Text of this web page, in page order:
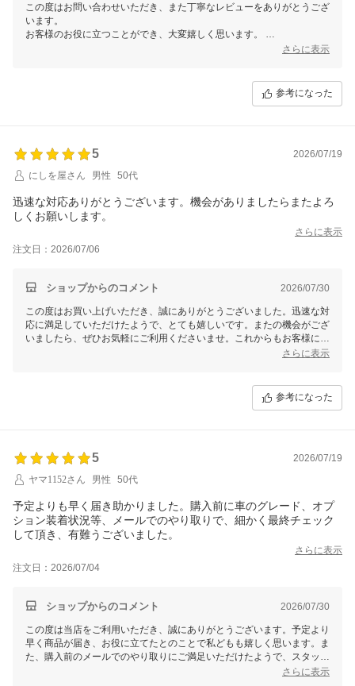
この度はお問い合わせいただき、また丁寧なレビューをありがとうござ
います。
お客様のお役に立つことができ、大変嬉しく思います。
何かお困りのことやご質問がございましたら、いつでもお気軽にお問い
さらに表示
参考になった
5
2026/07/19
にしを屋さん
男性 50代
迅速な対応ありがとうございます。機会がありましたらまたよろ
しくお願いします。
さらに表示
注文日：2026/07/06
ショップからのコメント 2026/07/30
この度はお買い上げいただき、誠にありがとうございました。迅速な対
応に満足していただけたようで、とても嬉しいです。またの機会がござ
いましたら、ぜひお気軽にご利用くださいませ。これからもお客様に喜
んでいただけるサービスを提供できるよう努めてまいります。今後とも
さらに表示
参考になった
5
2026/07/19
ヤマ1152さん
男性 50代
予定よりも早く届き助かりました。購入前に車のグレード、オプ
ション装着状況等、メールでのやり取りで、細かく最終チェック
して頂き、有難うございました。
さらに表示
注文日：2026/07/04
ショップからのコメント 2026/07/30
この度は当店をご利用いただき、誠にありがとうございます。予定より
早く商品が届き、お役に立てたとのことで私どもも嬉しく思います。ま
た、購入前のメールでのやり取りにご満足いただけたようで、スタッフ
一同大変励みになります。今後もお客様に安心してお買い物いただける
さらに表示